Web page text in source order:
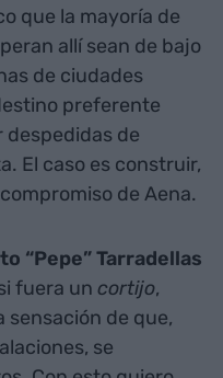
que la mayoría de
allí sean de bajo
de ciudades
preferente
despedidas de
El caso es construir,
de Aena.
“Pepe” Tarradellas
fuera un cortijo,
sensación de que,
se